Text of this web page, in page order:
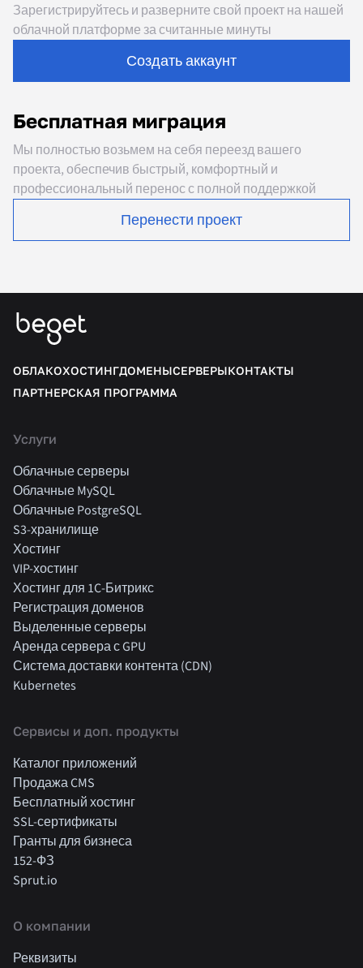
Зарегистрируйтесь и разверните свой проект на нашей
облачной платформе за считанные минуты
Создать аккаунт
Бесплатная миграция
Мы полностью возьмем на себя переезд вашего
проекта, обеспечив быстрый, комфортный и
профессиональный перенос с полной поддержкой
Перенести проект
ОБЛАКОХОСТИНГДОМЕНЫСЕРВЕРЫКОНТАКТЫ
ПАРТНЕРСКАЯ ПРОГРАММА
Услуги
Облачные серверы
Облачные MySQL
Облачные PostgreSQL
S3-хранилище
Хостинг
VIP-хостинг
Хостинг для 1C-Битрикс
Регистрация доменов
Выделенные серверы
Аренда сервера с GPU
Система доставки контента (CDN)
Kubernetes
Cервисы и доп. продукты
Каталог приложений
Продажа CMS
Бесплатный хостинг
SSL-сертификаты
Гранты для бизнеса
152-ФЗ
Sprut.io
О компании
Реквизиты